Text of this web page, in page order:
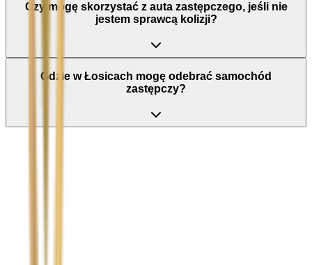
Czy mogę skorzystać z auta zastępczego, jeśli nie
jestem sprawcą kolizji?
Gdzie w Łosicach mogę odebrać samochód
zastępczy?